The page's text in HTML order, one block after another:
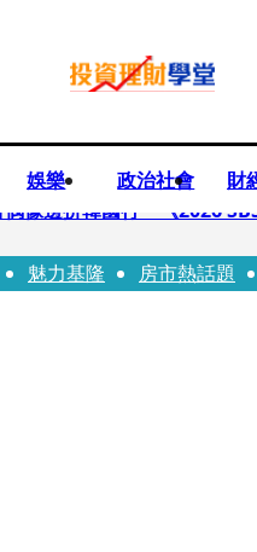
娛樂 政治社會 財
偶像邊拚韓國行 《2026
大條火急跳船？ 宏碁派任
魅力基隆 房市熱話題